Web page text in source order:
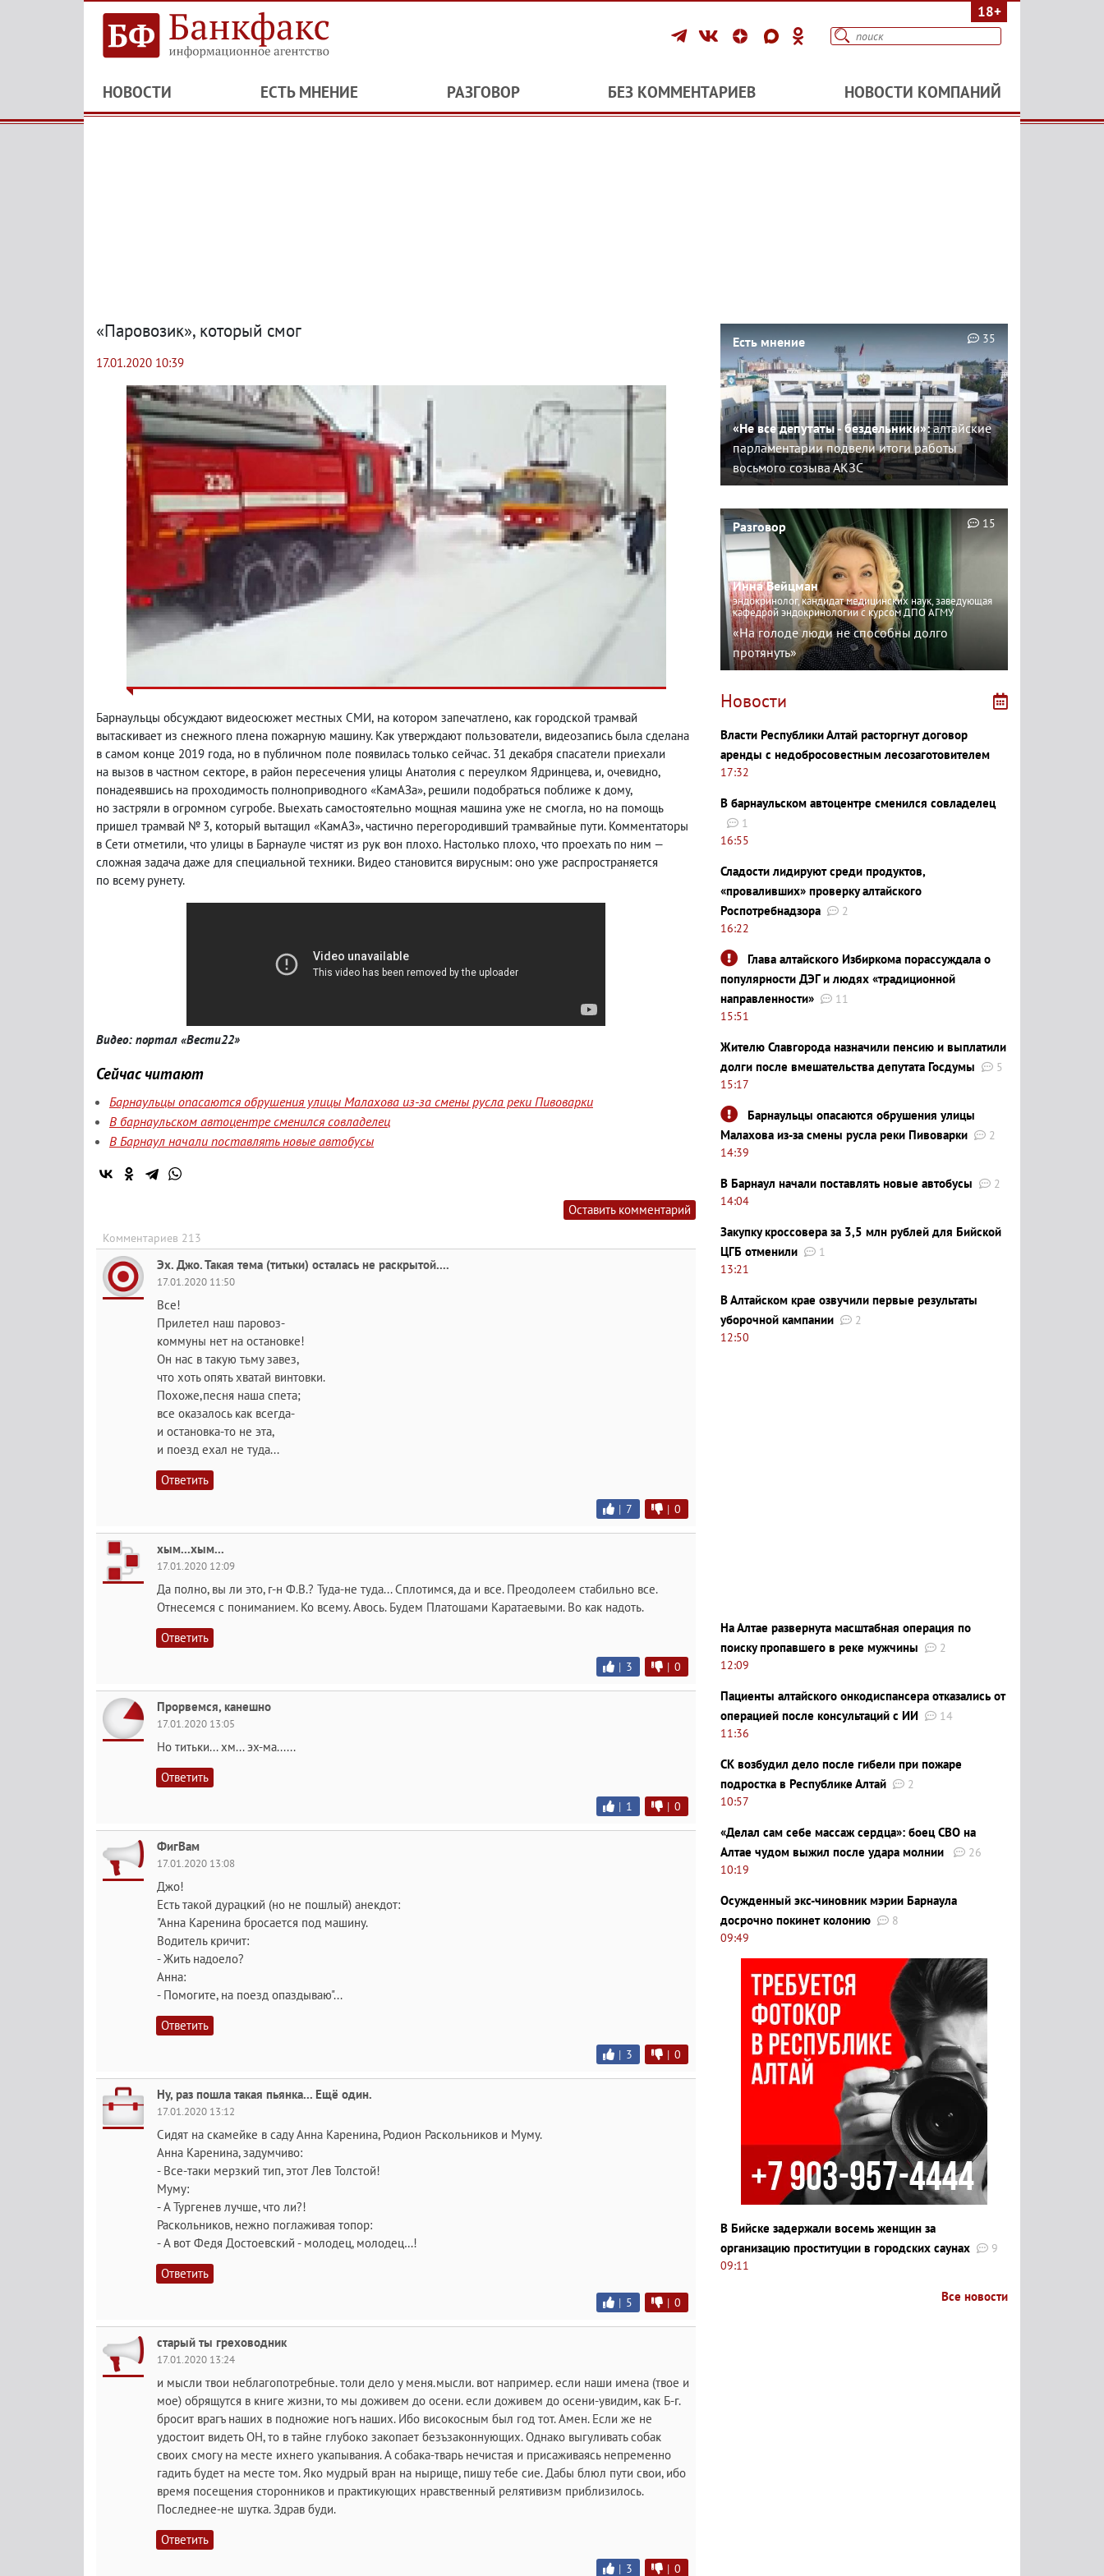
18+
НОВОСТИ ЕСТЬ МНЕНИЕ РАЗГОВОР БЕЗ КОММЕНТАРИЕВ НОВОСТИ КОМПАНИЙ
«Паровозик», который смог
17.01.2020 10:39
Барнаульцы обсуждают видеосюжет местных СМИ, на котором запечатлено, как городской трамвай
вытаскивает из снежного плена пожарную машину. Как утверждают пользователи, видеозапись была сделана
в самом конце 2019 года, но в публичном поле появилась только сейчас. 31 декабря спасатели приехали
на вызов в частном секторе, в район пересечения улицы Анатолия с переулком Ядринцева, и, очевидно,
понадеявшись на проходимость полноприводного «КамАЗа», решили подобраться поближе к дому,
но застряли в огромном сугробе. Выехать самостоятельно мощная машина уже не смогла, но на помощь
пришел трамвай № 3, который вытащил «КамАЗ», частично перегородивший трамвайные пути. Комментаторы
в Сети отметили, что улицы в Барнауле чистят из рук вон плохо. Настолько плохо, что проехать по ним —
сложная задача даже для специальной техники. Видео становится вирусным: оно уже распространяется
по всему рунету.
Видео: портал «Вести22»
Сейчас читают
Барнаульцы опасаются обрушения улицы Малахова из-за смены русла реки Пивоварки
В барнаульском автоцентре сменился совладелец
В Барнаул начали поставлять новые автобусы
Оставить комментарий
Комментариев 213
Эх. Джо. Такая тема (титьки) осталась не раскрытой....
17.01.2020 11:50
Все!
Прилетел наш паровоз-
коммуны нет на остановке!
Он нас в такую тьму завез,
что хоть опять хватай винтовки.
Похоже,песня наша спета;
все оказалось как всегда-
и остановка-то не эта,
и поезд ехал не туда...
Ответить
| 7 | 0
хым...хым...
17.01.2020 12:09
Да полно, вы ли это, г-н Ф.В.? Туда-не туда... Сплотимся, да и все. Преодолеем стабильно все.
Отнесемся с пониманием. Ко всему. Авось. Будем Платошами Каратаевыми. Во как надоть.
Ответить
| 3 | 0
Прорвемся, канешно
17.01.2020 13:05
Но титьки... хм... эх-ма......
Ответить
| 1 | 0
ФигВам
17.01.2020 13:08
Джо!
Есть такой дурацкий (но не пошлый) анекдот:
"Анна Каренина бросается под машину.
Водитель кричит:
- Жить надоело?
Анна:
- Помогите, на поезд опаздываю"...
Ответить
| 3 | 0
Ну, раз пошла такая пьянка... Ещё один.
17.01.2020 13:12
Сидят на скамейке в саду Анна Каренина, Родион Раскольников и Муму.
Анна Каренина, задумчиво:
- Все-таки мерзкий тип, этот Лев Толстой!
Муму:
- А Тургенев лучше, что ли?!
Раскольников, нежно поглаживая топор:
- А вот Федя Достоевский - молодец, молодец…!
Ответить
| 5 | 0
старый ты греховодник
17.01.2020 13:24
и мысли твои неблагопотребные. толи дело у меня.мысли. вот например. если наши имена (твое и
мое) обрящутся в книге жизни, то мы доживем до осени. если доживем до осени-увидим, как Б-г.
бросит врагъ наших в подножие ногъ наших. Ибо високосным был год тот. Амен. Если же не
удостоит видеть ОН, то в тайне глубоко закопает безъзаконнующих. Однако выгуливать собак
своих смогу на месте ихнего укапывания. А собака-тварь нечистая и присаживаясь непременно
гадить будет на месте том. Яко мудрый вран на нырище, пишу тебе сие. Дабы блюл пути свои, ибо
время посещения сторонников и практикующих нравственный релятивизм приблизилось.
Последнее-не шутка. Здрав буди.
Ответить
| 3 | 0
Есть мнение
«Не все депутаты - бездельники»:алтайские
парламентарии подвели итоги работы
восьмого созыва АКЗС
35
Разговор
Инна Вейцман
эндокринолог, кандидат медицинских наук, заведующая
кафедрой эндокринологии с курсом ДПО АГМУ
«На голоде люди не способны долго
протянуть»
15
Новости
Власти Республики Алтай расторгнут договор
аренды с недобросовестным лесозаготовителем
17:32
В барнаульском автоцентре сменился совладелец
1
16:55
Сладости лидируют среди продуктов,
«проваливших» проверку алтайского
Роспотребнадзора
2
16:22
Глава алтайского Избиркома порассуждала о
популярности ДЭГ и людях «традиционной
направленности»
11
15:51
Жителю Славгорода назначили пенсию и выплатили
долги после вмешательства депутата Госдумы
5
15:17
Барнаульцы опасаются обрушения улицы
Малахова из-за смены русла реки Пивоварки
2
14:39
В Барнаул начали поставлять новые автобусы
2
14:04
Закупку кроссовера за 3,5 млн рублей для Бийской
ЦГБ отменили
1
13:21
В Алтайском крае озвучили первые результаты
уборочной кампании
2
12:50
На Алтае развернута масштабная операция по
поиску пропавшего в реке мужчины
2
12:09
Пациенты алтайского онкодиспансера отказались от
операцией после консультаций с ИИ
14
11:36
СК возбудил дело после гибели при пожаре
подростка в Республике Алтай
2
10:57
«Делал сам себе массаж сердца»: боец СВО на
Алтае чудом выжил после удара молнии
26
10:19
Осужденный экс-чиновник мэрии Барнаула
досрочно покинет колонию
8
09:49
В Бийске задержали восемь женщин за
организацию проституции в городских саунах
9
09:11
Все новости